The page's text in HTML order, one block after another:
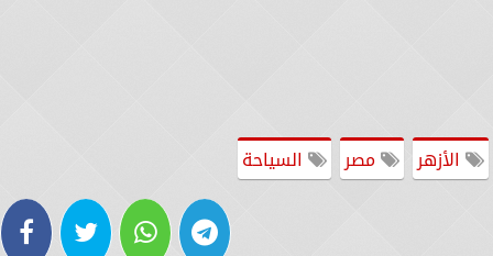
الأزهر مصر السياحة